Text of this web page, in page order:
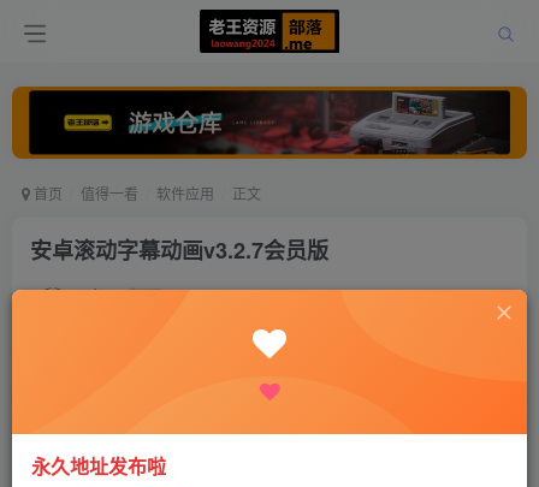
首页 值得一看 软件应用 正文
安卓滚动字幕动画v3.2.7会员版
老王 打赏
软件介绍
永久地址发布啦